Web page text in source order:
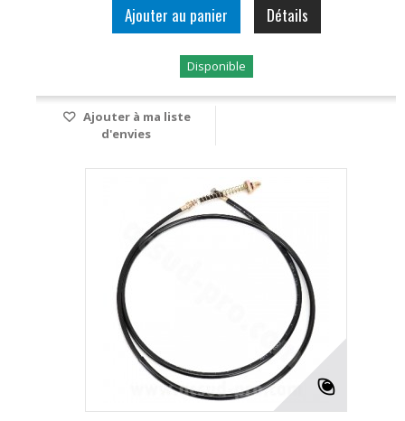
Ajouter au panier Détails
Disponible
Ajouter à ma liste
d'envies